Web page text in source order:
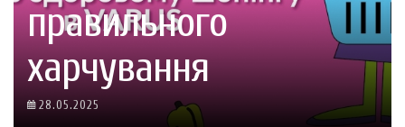
правильного
харчування
28.05.2025